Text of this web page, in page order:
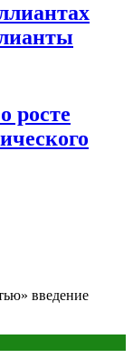
росте
введение